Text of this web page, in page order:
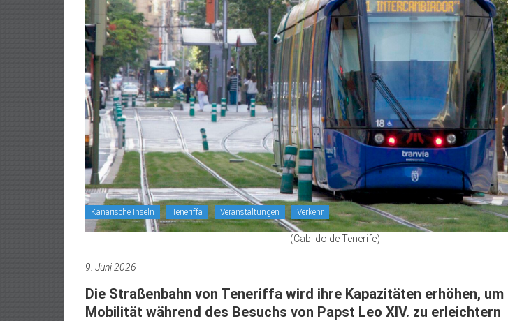
Kanarische Inseln Teneriffa Veranstaltungen Verkehr
(Cabildo de Tenerife)
9. Juni 2026
Die Straßenbahn von Teneriffa wird ihre Kapazitäten erhöhen, um
Mobilität während des Besuchs von Papst Leo XIV. zu erleichtern